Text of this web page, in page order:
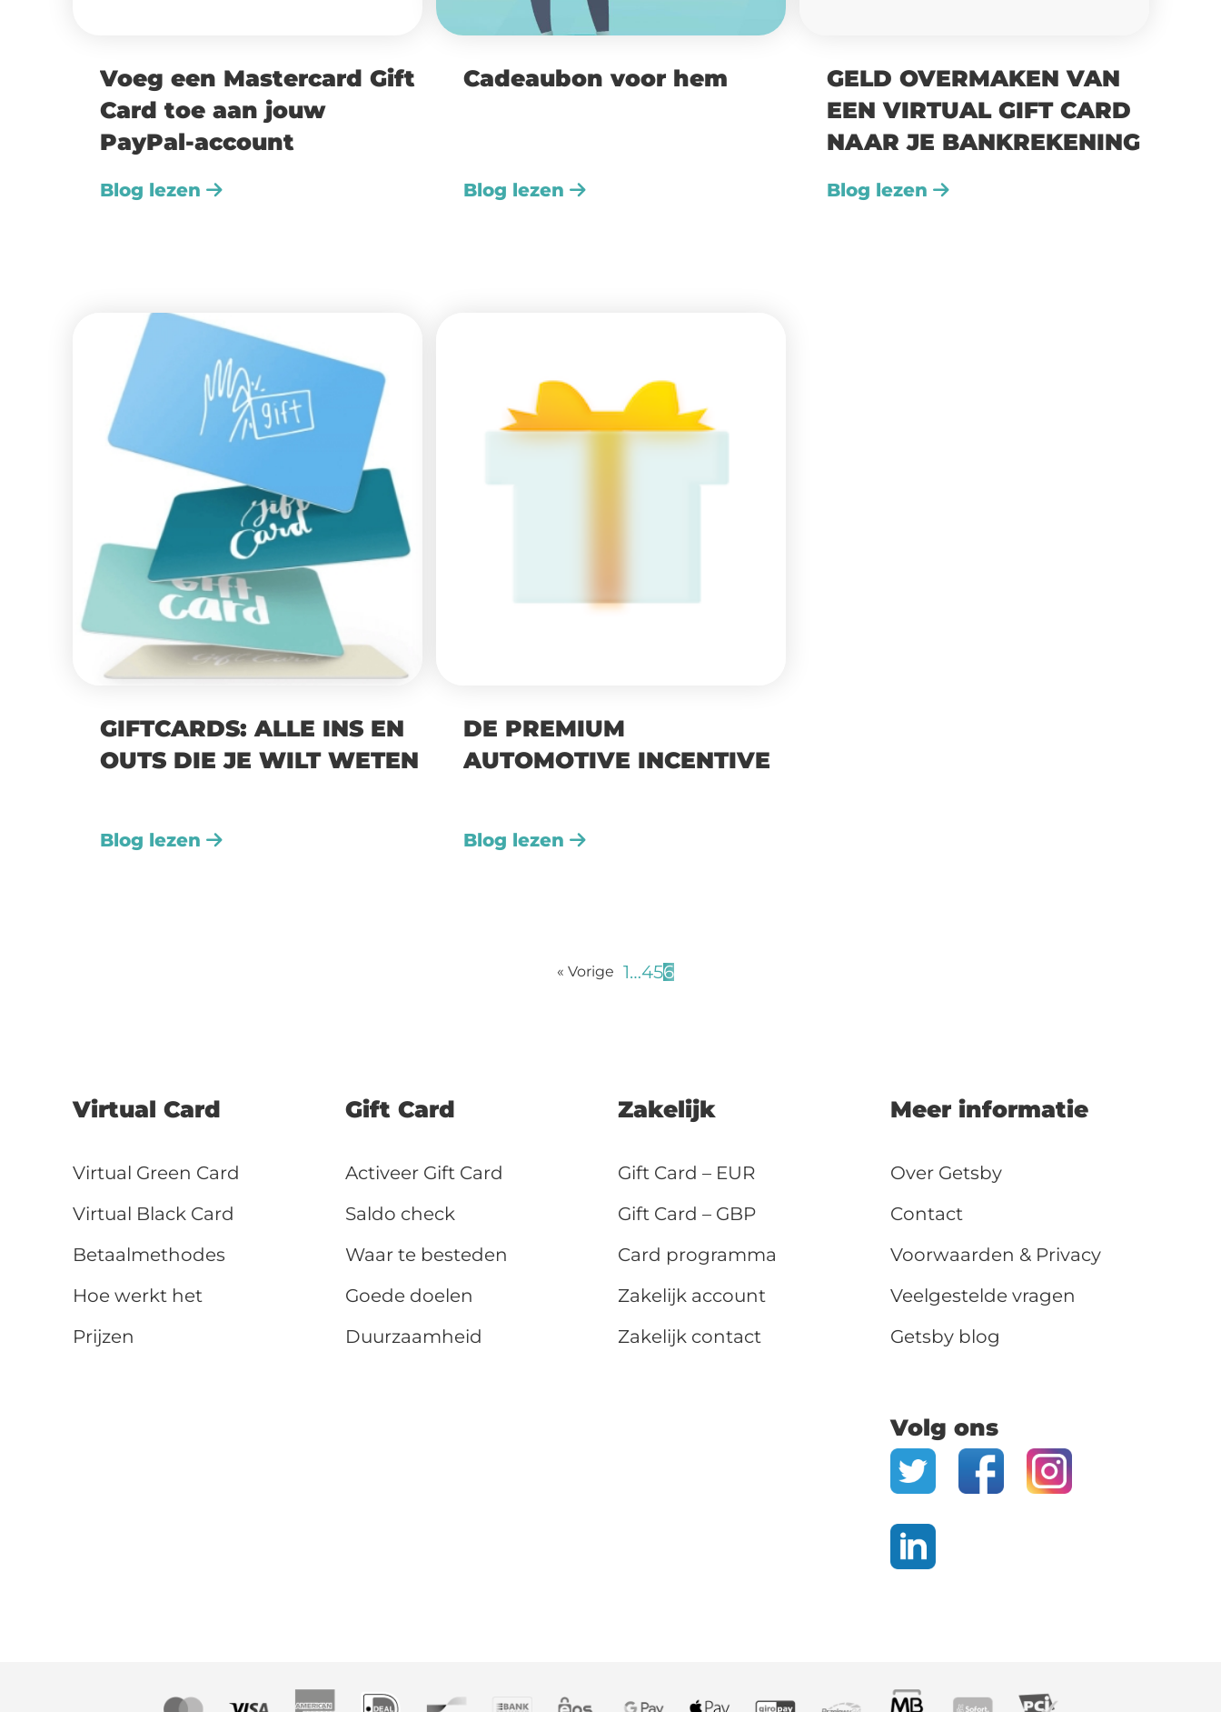
Voeg een Mastercard Gift
Card toe aan jouw
PayPal-account
Blog lezen
Cadeaubon voor hem
Blog lezen
GELD OVERMAKEN VAN
EEN VIRTUAL GIFT CARD
NAAR JE BANKREKENING
Blog lezen
GIFTCARDS: ALLE INS EN
OUTS DIE JE WILT WETEN
Blog lezen
DE PREMIUM
AUTOMOTIVE INCENTIVE
Blog lezen
« Vorige 1…456
Virtual Card
Virtual Green Card
Virtual Black Card
Betaalmethodes
Hoe werkt het
Prijzen
Gift Card
Activeer Gift Card
Saldo check
Waar te besteden
Goede doelen
Duurzaamheid
Zakelijk
Gift Card – EUR
Gift Card – GBP
Card programma
Zakelijk account
Zakelijk contact
Meer informatie
Over Getsby
Contact
Voorwaarden & Privacy
Veelgestelde vragen
Getsby blog
Volg ons